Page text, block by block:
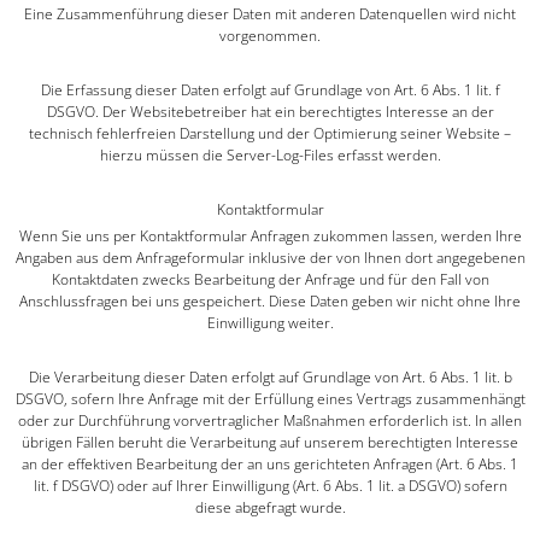
Eine Zusammenführung dieser Daten mit anderen Datenquellen wird nicht
vorgenommen.
Die Erfassung dieser Daten erfolgt auf Grundlage von Art. 6 Abs. 1 lit. f
DSGVO. Der Websitebetreiber hat ein berechtigtes Interesse an der
technisch fehlerfreien Darstellung und der Optimierung seiner Website –
hierzu müssen die Server-Log-Files erfasst werden.
Kontaktformular
Wenn Sie uns per Kontaktformular Anfragen zukommen lassen, werden Ihre
Angaben aus dem Anfrageformular inklusive der von Ihnen dort angegebenen
Kontaktdaten zwecks Bearbeitung der Anfrage und für den Fall von
Anschlussfragen bei uns gespeichert. Diese Daten geben wir nicht ohne Ihre
Einwilligung weiter.
Die Verarbeitung dieser Daten erfolgt auf Grundlage von Art. 6 Abs. 1 lit. b
DSGVO, sofern Ihre Anfrage mit der Erfüllung eines Vertrags zusammenhängt
oder zur Durchführung vorvertraglicher Maßnahmen erforderlich ist. In allen
übrigen Fällen beruht die Verarbeitung auf unserem berechtigten Interesse
an der effektiven Bearbeitung der an uns gerichteten Anfragen (Art. 6 Abs. 1
lit. f DSGVO) oder auf Ihrer Einwilligung (Art. 6 Abs. 1 lit. a DSGVO) sofern
diese abgefragt wurde.